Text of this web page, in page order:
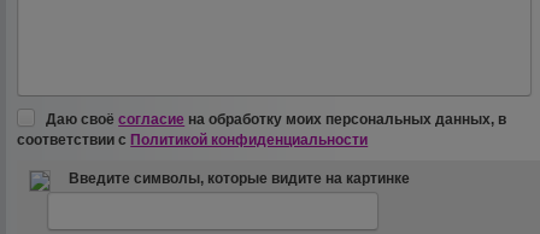
Даю своёсогласие на обработку моих персональных данных, в
соответствии с Политикой конфиденциальности
Введите символы, которые видите на картинке